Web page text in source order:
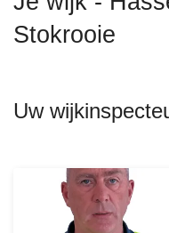
Stokrooie
Uw